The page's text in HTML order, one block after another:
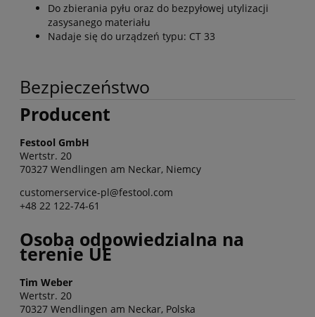
Do zbierania pyłu oraz do bezpyłowej utylizacji
zasysanego materiału
Nadaje się do urządzeń typu: CT 33
Bezpieczeństwo
Producent
Festool GmbH
Wertstr. 20
70327 Wendlingen am Neckar, Niemcy
customerservice-pl@festool.com
+48 22 122-74-61
Osoba odpowiedzialna na
terenie UE
Tim Weber
Wertstr. 20
70327 Wendlingen am Neckar, Polska